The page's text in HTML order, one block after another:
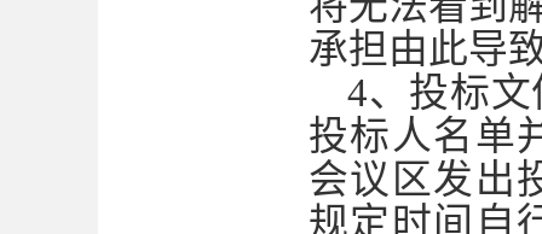
承担由此导
4、投标
投标人名单
会议区发出
规定时间自